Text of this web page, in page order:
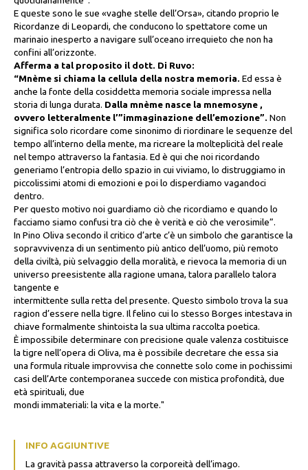
E queste sono le sue «vaghe stelle dell’Orsa», citando proprio le
Ricordanze di Leopardi, che conducono lo spettatore come un
marinaio inesperto a navigare sull’oceano irrequieto che non ha
confini all’orizzonte.
Afferma a tal proposito il dott. Di Ruvo:
“Mnème si chiama la cellula della nostra memoria. Ed essa è
anche la fonte della cosiddetta memoria sociale impressa nella
storia di lunga durata. Dalla mnème nasce la mnemosyne ,
ovvero letteralmente l’”immaginazione dell’emozione”. Non
significa solo ricordare come sinonimo di riordinare le sequenze del
tempo all’interno della mente, ma ricreare la molteplicità del reale
nel tempo attraverso la fantasia. Ed è qui che noi ricordando
generiamo l’entropia dello spazio in cui viviamo, lo distruggiamo in
piccolissimi atomi di emozioni e poi lo disperdiamo vagandoci
dentro.
Per questo motivo noi guardiamo ciò che ricordiamo e quando lo
facciamo siamo confusi tra ciò che è verità e ciò che verosimile”.
In Pino Oliva secondo il critico d’arte c’è un simbolo che garantisce la
sopravvivenza di un sentimento più antico dell’uomo, più remoto
della civiltà, più selvaggio della moralità, e rievoca la memoria di un
universo preesistente alla ragione umana, talora parallelo talora
tangente e
intermittente sulla retta del presente. Questo simbolo trova la sua
ragion d’essere nella tigre. Il felino cui lo stesso Borges intestava in
chiave formalmente shintoista la sua ultima raccolta poetica.
È impossibile determinare con precisione quale valenza costituisce
la tigre nell’opera di Oliva, ma è possibile decretare che essa sia
una formula rituale improvvisa che connette solo come in pochissimi
casi dell’Arte contemporanea succede con mistica profondità, due
età spirituali, due
mondi immateriali: la vita e la morte."
INFO AGGIUNTIVE
La gravità passa attraverso la corporeità dell’imago.